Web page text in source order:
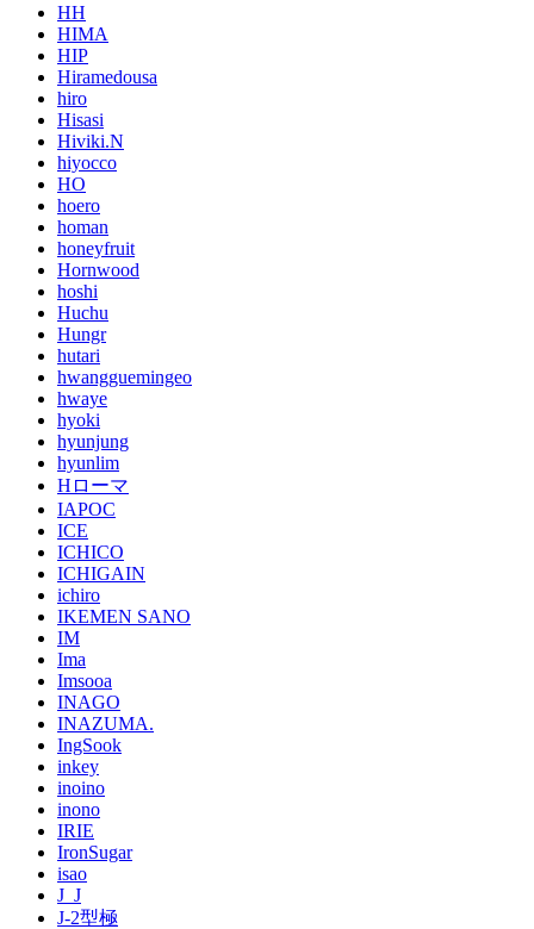
HH
HIMA
HIP
Hiramedousa
hiro
Hisasi
Hiviki.N
hiyocco
HO
hoero
homan
honeyfruit
Hornwood
hoshi
Huchu
Hungr
hutari
hwangguemingeo
hwaye
hyoki
hyunjung
hyunlim
Hローマ
IAPOC
ICE
ICHICO
ICHIGAIN
ichiro
IKEMEN SANO
IM
Ima
Imsooa
INAGO
INAZUMA.
IngSook
inkey
inoino
inono
IRIE
IronSugar
isao
J_J
J-2型極